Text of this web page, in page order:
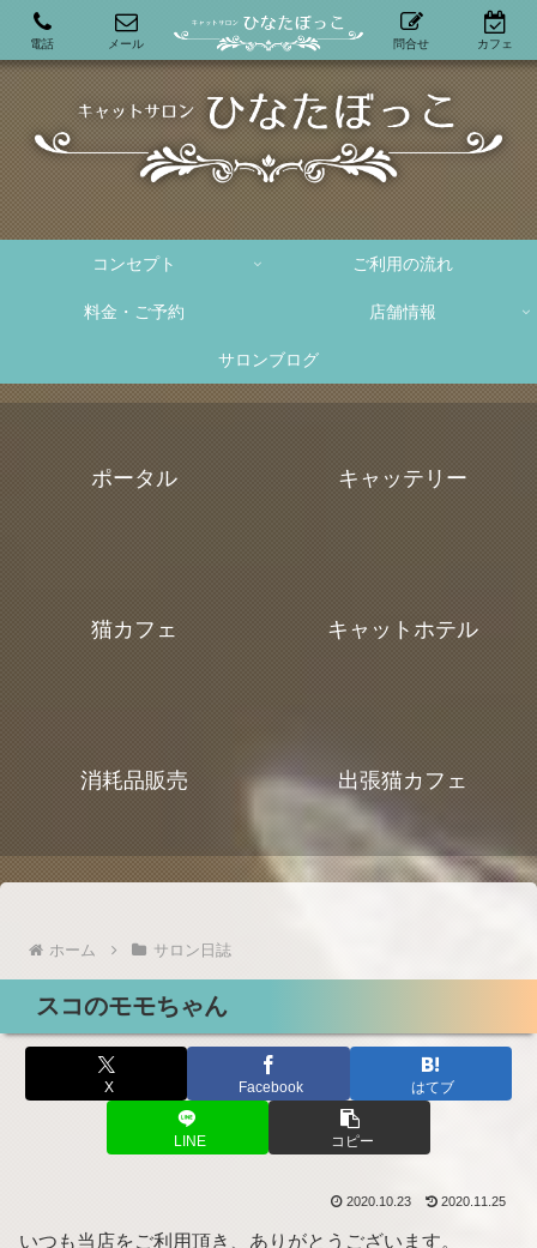
コンセプト ご利用の流れ
料金・ご予約 店舗情報
サロンブログ
ポータル キャッテリー
猫カフェ キャットホテル
消耗品販売 出張猫カフェ
ホーム サロン日誌
スコのモモちゃん
X Facebook はてブ
LINE コピー
2020.10.23 2020.11.25
いつも当店をご利用頂き、ありがとうございます。
電話 メール 問合せ カフェ